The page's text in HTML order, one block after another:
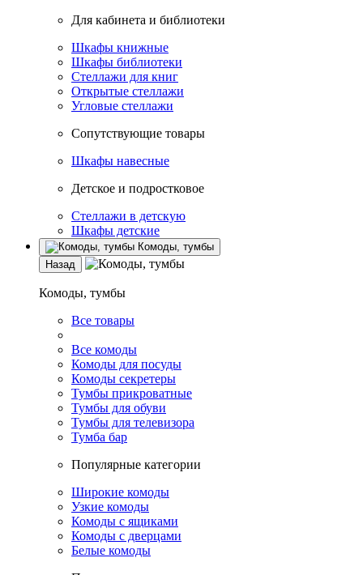
Для кабинета и библиотеки
Шкафы книжные
Шкафы библиотеки
Стеллажи для книг
Открытые стеллажи
Угловые стеллажи
Сопутствующие товары
Шкафы навесные
Детское и подростковое
Стеллажи в детскую
Шкафы детские
Комоды, тумбы
Назад
Комоды, тумбы
Все товары
Все комоды
Комоды для посуды
Комоды секретеры
Тумбы прикроватные
Тумбы для обуви
Тумбы для телевизора
Тумба бар
Популярные категории
Широкие комоды
Узкие комоды
Комоды с ящиками
Комоды с дверцами
Белые комоды